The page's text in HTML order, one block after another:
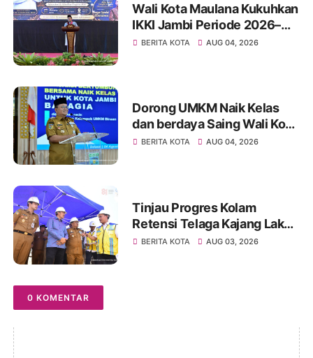
Wali Kota Maulana Kukuhkan
IKKI Jambi Periode 2026–
2031, Perkuat Persaudaraan
BERITA KOTA AUG 04, 2026
Dorong UMKM Naik Kelas
dan berdaya Saing Wali Kota
Maulana kukuhkan 35
BERITA KOTA AUG 04, 2026
Tinjau Progres Kolam
Retensi Telaga Kajang Lako,
Wali Kota Maulana dan
BERITA KOTA AUG 03, 2026
0 KOMENTAR